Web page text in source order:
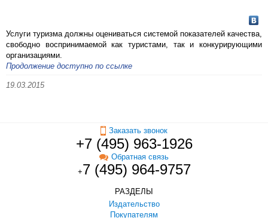
Услуги туризма должны оцениваться системой показателей качества,
свободно воспринимаемой как туристами, так и конкурирующими
организациями.
Продолжение доступно по ссылке
19.03.2015
Заказать звонок
+7 (495) 963-1926
Обратная связь
+7 (495) 964-9757
РАЗДЕЛЫ
Издательство
Покупателям